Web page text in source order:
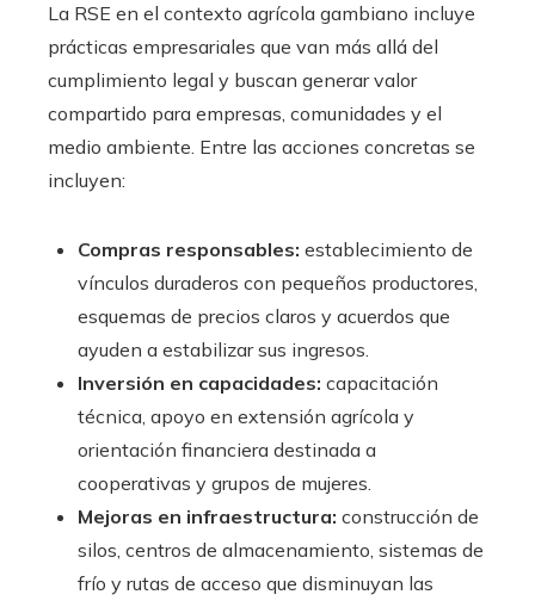
La RSE en el contexto agrícola gambiano incluye
prácticas empresariales que van más allá del
cumplimiento legal y buscan generar valor
compartido para empresas, comunidades y el
medio ambiente. Entre las acciones concretas se
incluyen:
Compras responsables: establecimiento de
vínculos duraderos con pequeños productores,
esquemas de precios claros y acuerdos que
ayuden a estabilizar sus ingresos.
Inversión en capacidades: capacitación
técnica, apoyo en extensión agrícola y
orientación financiera destinada a
cooperativas y grupos de mujeres.
Mejoras en infraestructura: construcción de
silos, centros de almacenamiento, sistemas de
frío y rutas de acceso que disminuyan las